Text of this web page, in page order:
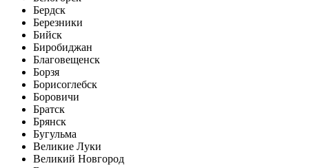
Бердск
Березники
Бийск
Биробиджан
Благовещенск
Борзя
Борисоглебск
Боровичи
Братск
Брянск
Бугульма
Великие Луки
Великий Новгород